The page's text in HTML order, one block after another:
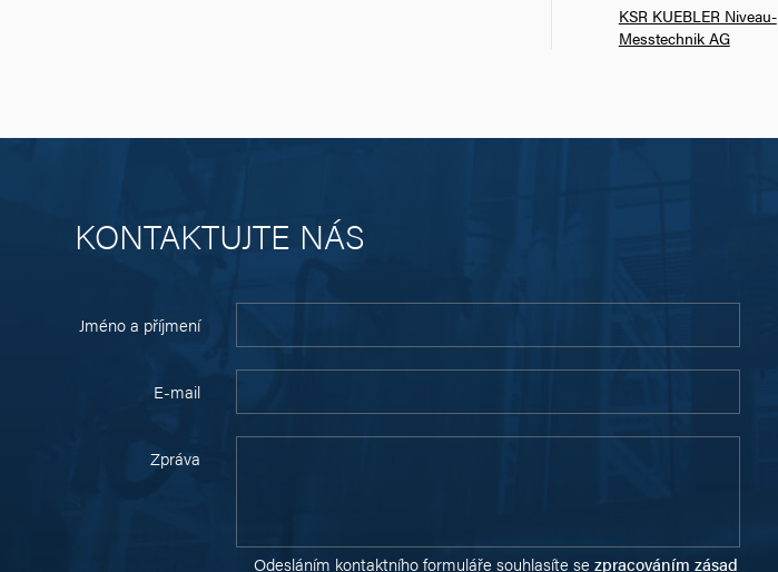
KSR KUEBLER Niveau-
Messtechnik AG
KONTAKTUJTE NÁS
Jméno a příjmení
E-mail
Zpráva
Odesláním kontaktního formuláře souhlasíte sezpracováním zásad